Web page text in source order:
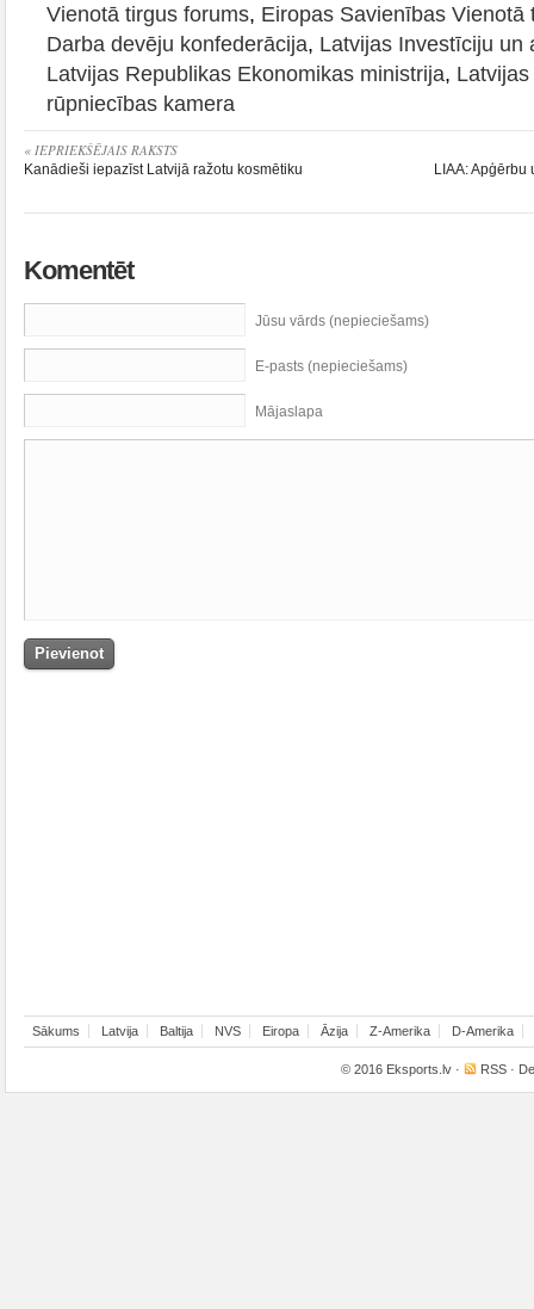
Vienotā tirgus forums, Eiropas Savienības Vienotā
Darba devēju konfederācija, Latvijas Investīciju un
Latvijas Republikas Ekonomikas ministrija,
rūpniecības kamera
« IEPRIEKŠĒJAIS RAKSTS
Kanādieši iepazīst Latvijā ražotu kosmētiku LIAA:
Komentēt
Jūsu vārds (nepieciešams)
E-pasts (nepieciešams)
Mājaslapa
Sākums Latvija Baltija NVS Eiropa Āzija Z-Amerika D-Amerika
© 2016 Eksports.lv · RSS ·